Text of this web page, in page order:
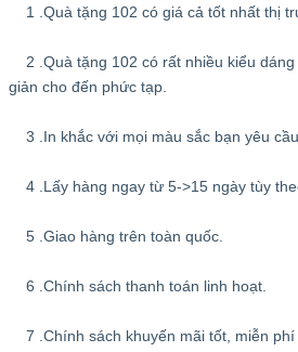
1 .Quà tặng 102 có giá cả tốt nhất thị
2 .Quà tặng 102 có rất nhiều kiểu
giản cho đến phức tạp.
3 .In khắc với mọi màu sắc bạn yêu cầu.
4 .Lấy hàng ngay từ 5->15 ngày tùy
5 .Giao hàng trên toàn quốc.
6 .Chính sách thanh toán linh hoạt.
7 .Chính sách khuyến mãi tốt, miễn phí